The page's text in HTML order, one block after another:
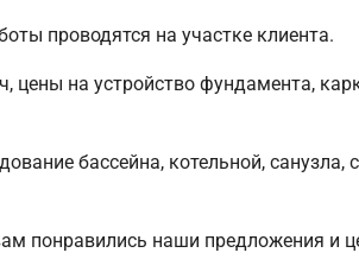
проводятся на участке клиента.
на устройство фундамента,
бассейна, котельной,
понравились наши предложения и